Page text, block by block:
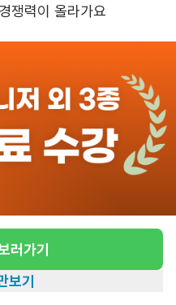
자어르
시 가능) / 주
간) (오전) 11시 30분 ~
쟁력이 올라가요
러가기
보기